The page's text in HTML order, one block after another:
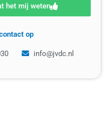
het mij weten
op
info@jvdc.nl